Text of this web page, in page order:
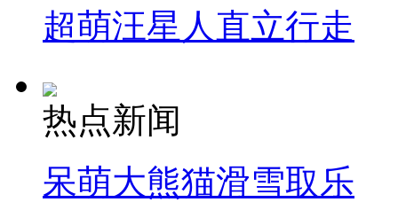
超萌汪星人直立行走
热点新闻
呆萌大熊猫滑雪取乐